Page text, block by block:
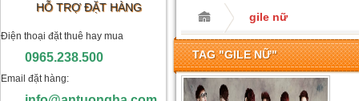
HỖ TRỢ ĐẶT HÀNG
Điện thoại đặt thuê hay mua
0965.238.500
Email đặt hàng:
gile nữ
TAG "GILE NỮ"